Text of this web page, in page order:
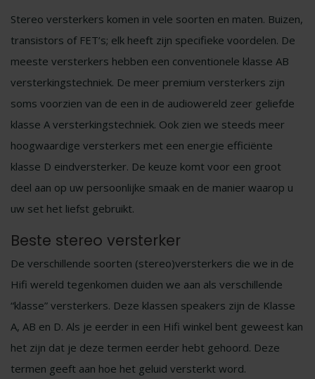
Stereo versterkers komen in vele soorten en maten. Buizen,
transistors of FET’s; elk heeft zijn specifieke voordelen. De
meeste versterkers hebben een conventionele klasse AB
versterkingstechniek. De meer premium versterkers zijn
soms voorzien van de een in de audiowereld zeer geliefde
klasse A versterkingstechniek. Ook zien we steeds meer
hoogwaardige versterkers met een energie efficiënte
klasse D eindversterker. De keuze komt voor een groot
deel aan op uw persoonlijke smaak en de manier waarop u
uw set het liefst gebruikt.
Beste stereo versterker
De verschillende soorten (stereo)versterkers die we in de
Hifi wereld tegenkomen duiden we aan als verschillende
“klasse” versterkers. Deze klassen speakers zijn de Klasse
A, AB en D. Als je eerder in een Hifi winkel bent geweest kan
het zijn dat je deze termen eerder hebt gehoord. Deze
termen geeft aan hoe het geluid versterkt word.